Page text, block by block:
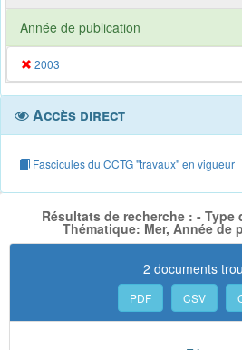
Année de publication
2003
Accès direct
Fascicules du CCTG "travaux" en vigueur
Résultats de recherche : - Type
Thématique: Mer, Année de
2 documents
PDF CSV